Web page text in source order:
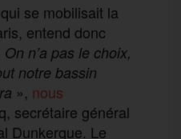
se mobilisait la
entend donc
On n’a pas le choix,
notre bassin
», nous
secrétaire général
Dunkerque. Le